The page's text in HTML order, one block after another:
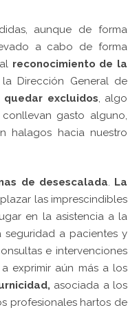
aunque de forma
a cabo de forma
reconocimiento de la
Dirección General de
excluidos , algo
gasto alguno,
halagos hacia nuestro
de desescalada
La
las imprescindibles
en la asistencia a la
seguridad a pacientes y
e intervenciones
exprimir aún más a los
asociada a los
profesionales hartos de